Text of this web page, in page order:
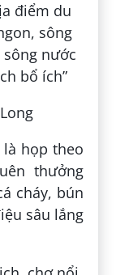
họp theo
thưởng
cháy, bún
sâu lắng